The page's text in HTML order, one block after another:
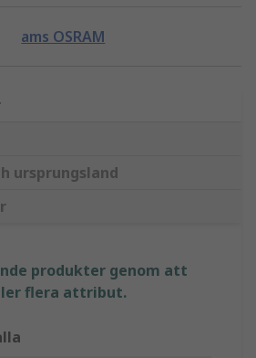
ams OSRAM
ursprungsland
produkter genom att
flera attribut.